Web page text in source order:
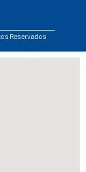
Reservados